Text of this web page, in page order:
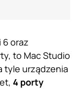
6 oraz
to Mac Studio
tyle urządzenia
4 porty